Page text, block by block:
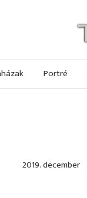
Portré
2019. december